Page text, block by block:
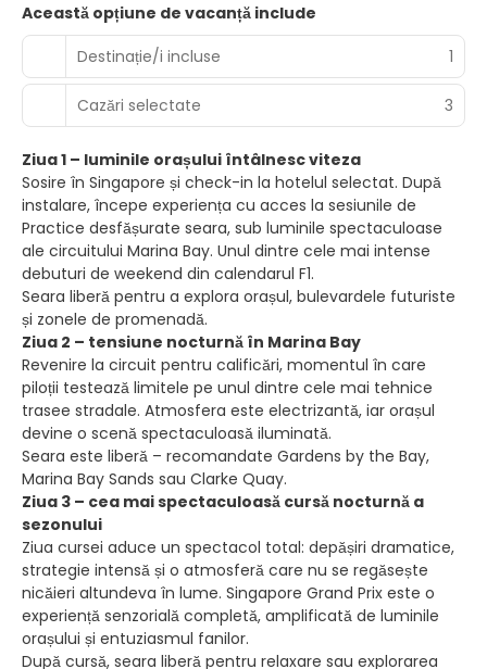
Această opțiune de vacanță include
Destinație/i incluse
1
Cazări selectate 3
Ziua 1 – luminile orașului întâlnesc viteza
Sosire în Singapore și check-in la hotelul selectat. După
instalare, începe experiența cu acces la sesiunile de
Practice desfășurate seara, sub luminile spectaculoase
ale circuitului Marina Bay. Unul dintre cele mai intense
debuturi de weekend din calendarul F1.
Seara liberă pentru a explora orașul, bulevardele futuriste
și zonele de promenadă.
Ziua 2 – tensiune nocturnă în Marina Bay
Revenire la circuit pentru calificări, momentul în care
piloții testează limitele pe unul dintre cele mai tehnice
trasee stradale. Atmosfera este electrizantă, iar orașul
devine o scenă spectaculoasă iluminată.
Seara este liberă – recomandate Gardens by the Bay,
Marina Bay Sands sau Clarke Quay.
Ziua 3 – cea mai spectaculoasă cursă nocturnă a
sezonului
Ziua cursei aduce un spectacol total: depășiri dramatice,
strategie intensă și o atmosferă care nu se regăsește
nicăieri altundeva în lume. Singapore Grand Prix este o
experiență senzorială completă, amplificată de luminile
orașului și entuziasmul fanilor.
După cursă, seara liberă pentru relaxare sau explorarea